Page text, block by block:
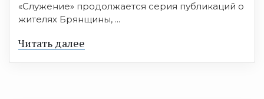
«Служение» продолжается серия публикаций о
жителях Брянщины, ...
Читать далее